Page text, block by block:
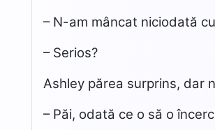
– N-am mâncat niciodată
– Serios?
Ashley părea surprins, dar
– Păi, odată ce o să o